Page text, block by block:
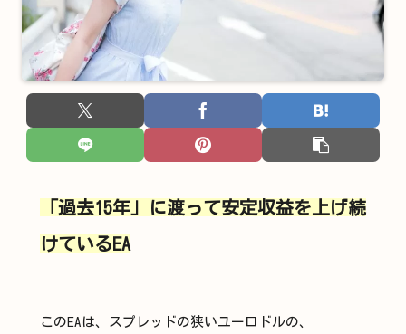
「過去15年」に渡って安定収益を上げ続
けているEA
このEAは、スプレッドの狭いユーロドルの、